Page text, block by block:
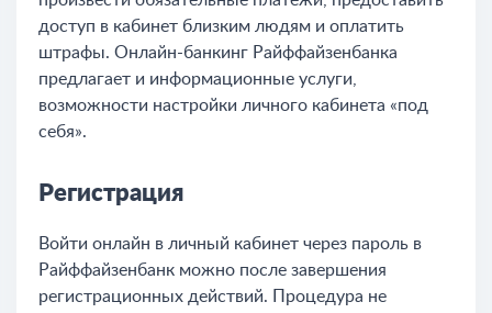
доступ в кабинет близким людям и оплатить
штрафы. Онлайн-банкинг Райффайзенбанка
предлагает и информационные услуги,
возможности настройки личного кабинета «под
себя».
Регистрация
Войти онлайн в личный кабинет через пароль в
Райффайзенбанк можно после завершения
регистрационных действий. Процедура не